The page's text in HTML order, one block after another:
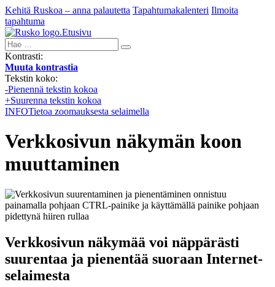
Kehitä Ruskoa – anna palautetta Tapahtumakalenteri Ilmoita
tapahtuma
Etusivu
Hae:
Kontrasti:
Muuta kontrastia
Tekstin koko:
-Pienennä tekstin kokoa
+Suurenna tekstin kokoa
INFOTietoa zoomauksesta selaimella
Verkkosivun näkymän koon
muuttaminen
Verkkosivun näkymää voi näppärästi
suurentaa ja pienentää suoraan Internet-
selaimesta